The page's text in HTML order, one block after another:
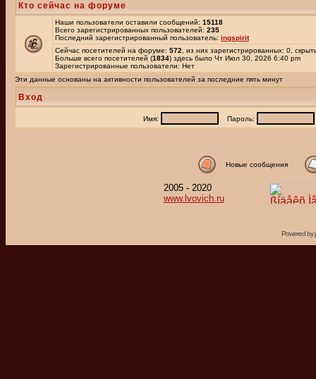
Кто сейчас на форуме
Наши пользователи оставили сообщений: 15118
Всего зарегистрированных пользователей: 235
Последний зарегистрированный пользователь: ingspirit
Сейчас посетителей на форуме: 572 , из них зарегистрированных: 0,
Больше всего посетителей (1834) здесь было Чт Июл 30, 2026 6:40 pm
Зарегистрированные пользователи: Нет
Эти данные основаны на активности пользователей за последние пять минут
Вход
Имя: Пароль:
Новые сообщения
2005 - 2020
www.lvovich.ru
Powered by